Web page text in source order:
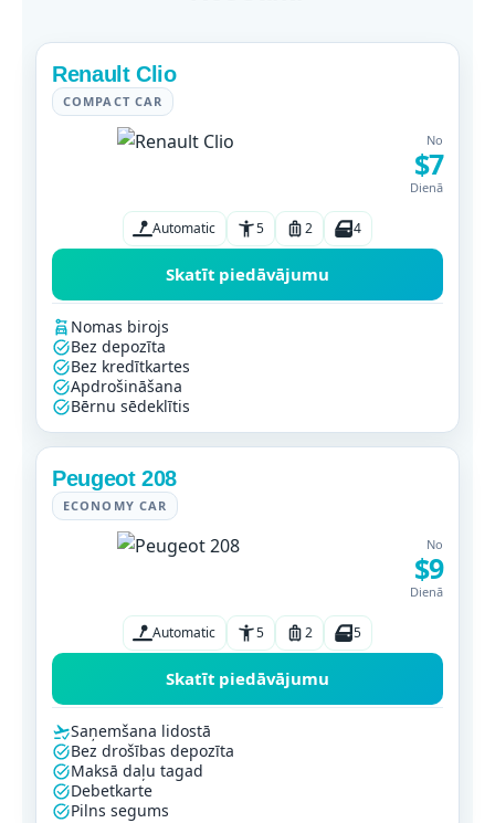
Renault Clio
COMPACT CAR
No
$7
Dienā
Automatic 5 2 4
Skatīt piedāvājumu
Nomas birojs
Bez depozīta
Bez kredītkartes
Apdrošināšana
Bērnu sēdeklītis
Peugeot 208
ECONOMY CAR
No
$9
Dienā
Automatic 5 2 5
Skatīt piedāvājumu
Saņemšana lidostā
Bez drošības depozīta
Maksā daļu tagad
Debetkarte
Pilns segums